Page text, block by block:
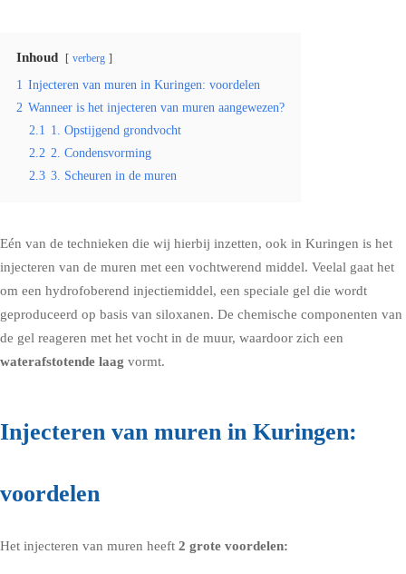
Inhoud verberg
1 Injecteren van muren in Kuringen: voordelen
2 Wanneer is het injecteren van muren aangewezen?
2.1 1. Opstijgend grondvocht
2.2 2. Condensvorming
2.3 3. Scheuren in de muren
Eén van de technieken die wij hierbij inzetten, ook in Kuringen is het
injecteren van de muren met een vochtwerend middel. Veelal gaat het
om een hydrofoberend injectiemiddel, een speciale gel die wordt
geproduceerd op basis van siloxanen. De chemische componenten van
de gel reageren met het vocht in de muur, waardoor zich een
waterafstotende laag vormt.
Injecteren van muren in Kuringen:
voordelen
Het injecteren van muren heeft 2 grote voordelen: